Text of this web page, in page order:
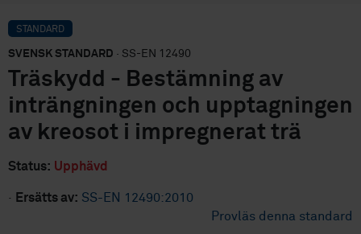
STANDARD
SVENSK STANDARD · SS-EN 12490
Träskydd - Bestämning av
inträngningen och upptagningen
av kreosot i impregnerat trä
Status: Upphävd
· Ersätts av: SS-EN 12490:2010
Provläs denna standard